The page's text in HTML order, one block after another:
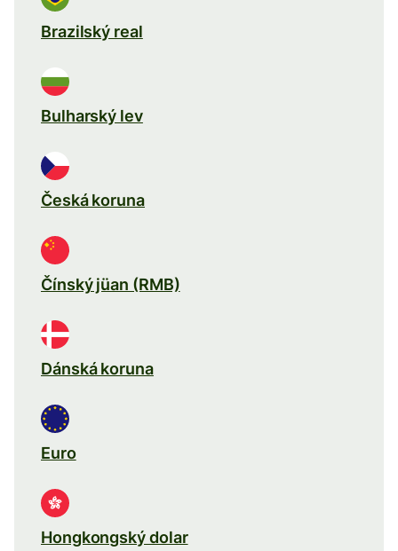
Brazilský real
Bulharský lev
Česká koruna
Čínský jüan (RMB)
Dánská koruna
Euro
Hongkongský dolar